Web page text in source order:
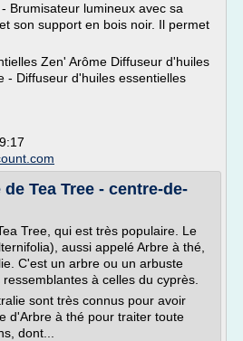
Brumisateur lumineux avec sa
son support en bois noir. Il permet
Zen' Arôme Diffuseur d'huiles
- Diffuseur d'huiles essentielles
Tea Tree - centre-de-
Tree, qui est très populaire. Le
aussi appelé Arbre à thé,
C'est un arbre ou un arbuste
à celles du cyprès.
sont très connus pour avoir
d'Arbre à thé pour traiter toute
dont...